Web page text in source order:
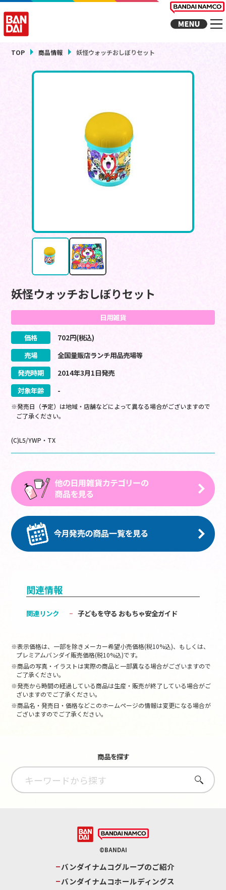
TOP 商品情報 妖怪ウォッチおしぼりセット
妖怪ウォッチおしぼりセット
日用雑貨
価格 702円(税込)
売場
全国量販店ランチ用品売場等
発売時期
2014年3月1日発売
対象年齢
-
※発売日（予定）は地域・店舗などによって異なる場合がございますので
ご了承ください。
(C)L5/YWP・TX
関連情報
関連リンク 子どもを守る おもちゃ安全ガイド
※表示価格は、一部を除きメーカー希望小売価格(税10%込)、もしくは、
プレミアムバンダイ販売価格(税10%込)です。
※商品の写真・イラストは実際の商品と一部異なる場合がございますので
ご了承ください。
※発売から時間の経過している商品は生産・販売が終了している場合がご
ざいますのでご了承ください。
※商品名・発売日・価格などこのホームページの情報は変更になる場合が
ございますのでご了承ください。
商品を探す
さがす
©BANDAI
バンダイナムコグループのご紹介
バンダイナムコホールディングス